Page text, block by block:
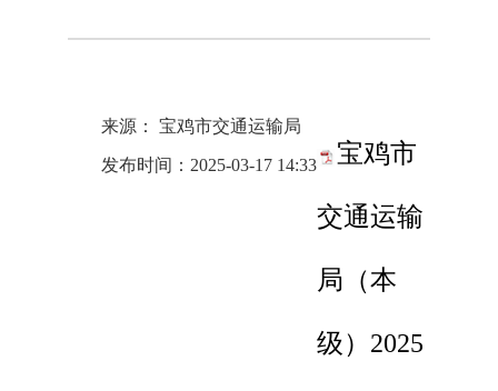
来源： 宝鸡市交通运输局
发布时间：2025-03-17 14:33 宝鸡市
交通运输
局（本
级）2025